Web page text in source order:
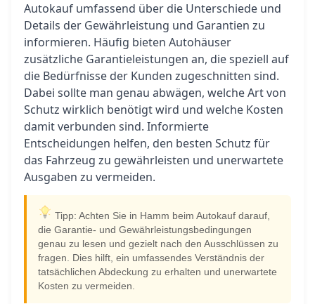
Autokauf umfassend über die Unterschiede und
Details der Gewährleistung und Garantien zu
informieren. Häufig bieten Autohäuser
zusätzliche Garantieleistungen an, die speziell auf
die Bedürfnisse der Kunden zugeschnitten sind.
Dabei sollte man genau abwägen, welche Art von
Schutz wirklich benötigt wird und welche Kosten
damit verbunden sind. Informierte
Entscheidungen helfen, den besten Schutz für
das Fahrzeug zu gewährleisten und unerwartete
Ausgaben zu vermeiden.
Tipp: Achten Sie in Hamm beim Autokauf darauf,
die Garantie- und Gewährleistungsbedingungen
genau zu lesen und gezielt nach den Ausschlüssen zu
fragen. Dies hilft, ein umfassendes Verständnis der
tatsächlichen Abdeckung zu erhalten und unerwartete
Kosten zu vermeiden.